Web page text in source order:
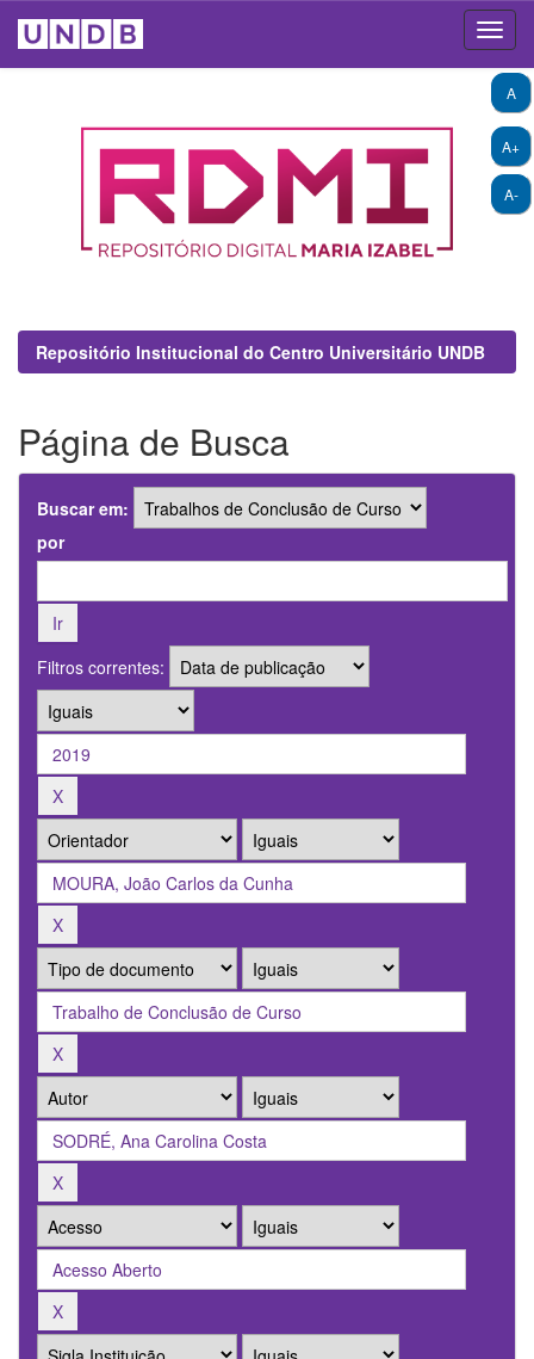
A+
A-
A
Repositório Institucional do Centro Universitário UNDB
Página de Busca
Buscar em:
por
Filtros correntes: